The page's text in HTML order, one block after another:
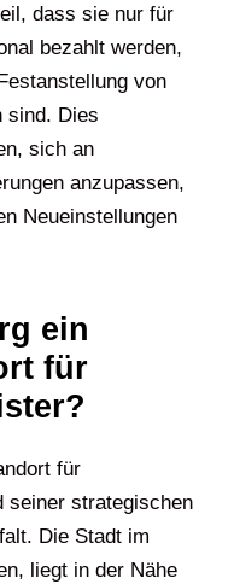
dass sie nur für
bezahlt werden,
von
sind. Dies
sich an
anzupassen,
Neueinstellungen
ein
für
für
seiner strategischen
Die Stadt im
liegt in der Nähe